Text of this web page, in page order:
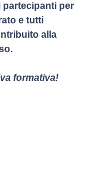
partecipanti per
e tutti
alla
formativa!